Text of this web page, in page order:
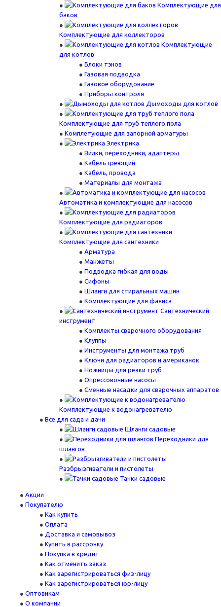
Комплектующие для
баков
Комплектующие для коллекторов
Комплектующие
для котлов
Блоки тэнов
Газовая подводка
Газовое оборудование
Приборы контроля
Дымоходы для котлов
Комплектующие для труб теплого пола
Комплетующие для запорной арматуры
Электрика
Вилки, переходники, адаптеры
Кабель греющий
Кабель, провода
Материалы для монтажа
Автоматика и комплектующие для насосов
Комплектующие для радиаторов
Комплектующие для сантехники
Арматура
Манжеты
Подводка гибкая для воды
Сифоны
Шланги для стиральных машин
Комплектующие для фаянса
Сантехнический
инструмент
Комплекты сварочного оборудования
Клуппы
Инструменты для монтажа труб
Ключи для радиаторов и американок
Ножницы для резки труб
Опрессовочные насосы
Сменные насадки для сварочных аппаратов
Комплектующие к водонагревателю
Все для сада и дачи
Шланги садовые
Переходники для
шлангов
Разбрызгиватели и пистолеты
Тачки садовые
Акции
Покупателю
Как купить
Оплата
Доставка и самовывоз
Купить в рассрочку
Покупка в кредит
Как отменить заказ
Как зарегистрироваться физ-лицу
Как зарегистрироваться юр-лицу
Оптовикам
О компании